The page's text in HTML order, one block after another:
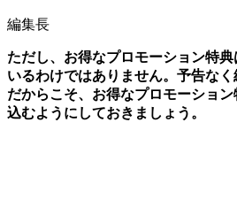
編集長
ただし、お得なプロモーション特
いるわけではありません。予告なく
だからこそ、お得なプロモーショ
込むようにしておきましょう。